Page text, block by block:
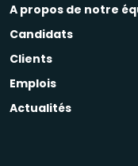
A propos de notre
Candidats
Clients
Emplois
Actualités